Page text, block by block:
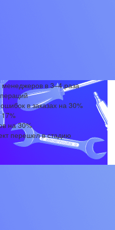
в 3–4 раза
в заказах на 30%
17%
на 30%
перешел в стадию